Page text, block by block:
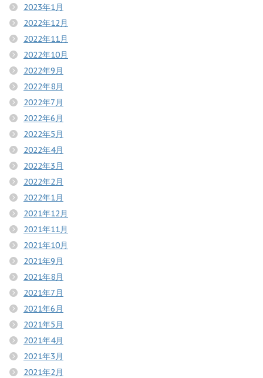
2023年1月
2022年12月
2022年11月
2022年10月
2022年9月
2022年8月
2022年7月
2022年6月
2022年5月
2022年4月
2022年3月
2022年2月
2022年1月
2021年12月
2021年11月
2021年10月
2021年9月
2021年8月
2021年7月
2021年6月
2021年5月
2021年4月
2021年3月
2021年2月